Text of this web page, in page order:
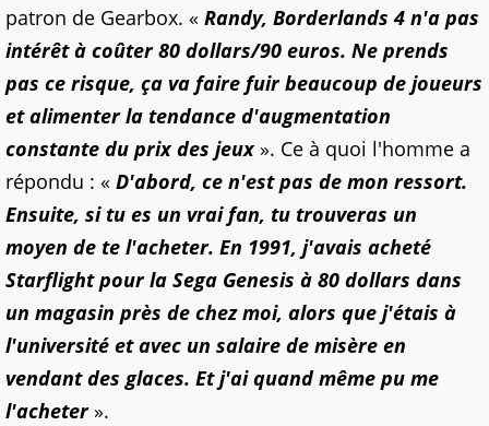
patron de Gearbox. « Randy, Borderlands 4 n'a pas
intérêt à coûter 80 dollars/90 euros. Ne prends
pas ce risque, ça va faire fuir beaucoup de joueurs
et alimenter la tendance d'augmentation
constante du prix des jeux». Ce à quoi l'homme a
répondu : « D'abord, ce n'est pas de mon ressort.
Ensuite, si tu es un vrai fan, tu trouveras un
moyen de te l'acheter. En 1991, j'avais acheté
Starflight pour la Sega Genesis à 80 dollars dans
un magasin près de chez moi, alors que j'étais à
l'université et avec un salaire de misère en
vendant des glaces. Et j'ai quand même pu me
l'acheter».